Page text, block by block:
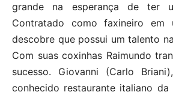
grande na esperança de ter
Contratado como faxineiro
descobre que possui um talento
Com suas coxinhas Raimundo
sucesso. Giovanni (Carlo
conhecido restaurante italiano